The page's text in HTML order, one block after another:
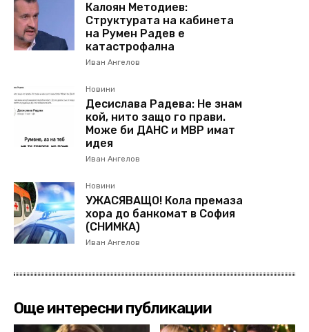
Калоян Методиев:
Структурата на кабинета
на Румен Радев е
катастрофална
Иван Ангелов
Новини
Десислава Радева: Не знам
кой, нито защо го прави.
Може би ДАНС и МВР имат
идея
Иван Ангелов
Новини
УЖАСЯВАЩО! Кола премаза
хора до банкомат в София
(СНИМКА)
Иван Ангелов
Още интересни публикации